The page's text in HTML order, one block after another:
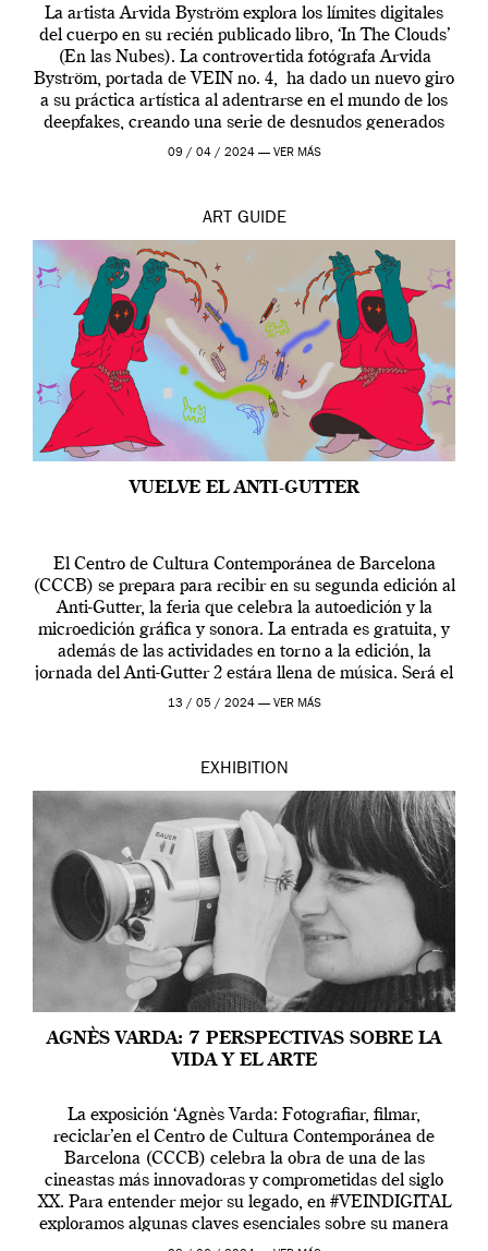
La artista Arvida Byström explora los límites digitales
del cuerpo en su recién publicado libro, ‘In The Clouds’
(En las Nubes). La controvertida fotógrafa Arvida
Byström, portada de VEIN no. 4, ha dado un nuevo giro
a su práctica artística al adentrarse en el mundo de los
deepfakes, creando una serie de desnudos generados
por […]
09 / 04 / 2024 — VER MÁS
ART GUIDE
VUELVE EL ANTI-GUTTER
El Centro de Cultura Contemporánea de Barcelona
(CCCB) se prepara para recibir en su segunda edición al
Anti-Gutter, la feria que celebra la autoedición y la
microedición gráfica y sonora. La entrada es gratuita, y
además de las actividades en torno a la edición, la
jornada del Anti-Gutter 2 estára llena de música. Será el
[…]
13 / 05 / 2024 — VER MÁS
EXHIBITION
AGNÈS VARDA: 7 PERSPECTIVAS SOBRE LA
VIDA Y EL ARTE
La exposición ‘Agnès Varda: Fotografiar, filmar,
reciclar’en el Centro de Cultura Contemporánea de
Barcelona (CCCB) celebra la obra de una de las
cineastas más innovadoras y comprometidas del siglo
XX. Para entender mejor su legado, en #VEINDIGITAL
exploramos algunas claves esenciales sobre su manera
de entender la vida, el cine y el arte contemporáneo.